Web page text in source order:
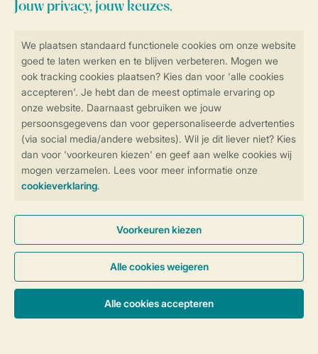
Controle over jouw gegevens &
privacy
SSL certificaat
Veilige gegevensoverdracht
Veilige betaling
Algemene voorwaarden Privacy notice
Disclaimer
Toegankelijkheid © 2026 Landal